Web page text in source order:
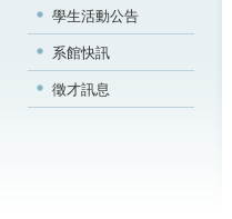
學生活動公告
系館快訊
徵才訊息